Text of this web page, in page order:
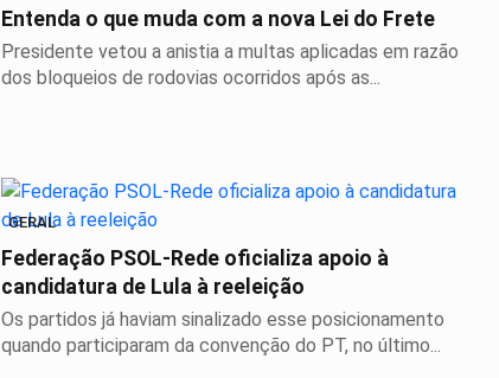
Entenda o que muda com a nova Lei do Frete
Presidente vetou a anistia a multas aplicadas em razão
dos bloqueios de rodovias ocorridos após as...
GERAL
Federação PSOL-Rede oficializa apoio à
candidatura de Lula à reeleição
Os partidos já haviam sinalizado esse posicionamento
quando participaram da convenção do PT, no último...